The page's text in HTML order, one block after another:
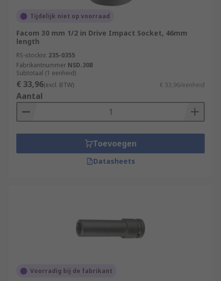
Tijdelijk niet op voorraad
Facom 30 mm 1/2 in Drive Impact Socket, 46mm
length
RS-stocknr. 235-0355
Fabrikantnummer NSD.30B
Subtotaal (1 eenheid)
€ 33,96(excl. BTW) € 33,96/eenheid
Aantal
Toevoegen
Datasheets
Voorradig bij de fabrikant